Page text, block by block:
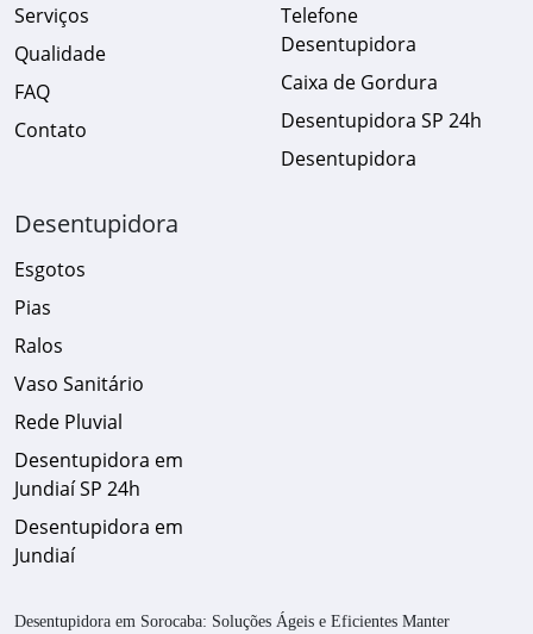
Serviços
Qualidade
FAQ
Contato
Telefone
Desentupidora
Caixa de Gordura
Desentupidora SP 24h
Desentupidora
Desentupidora
Esgotos
Pias
Ralos
Vaso Sanitário
Rede Pluvial
Desentupidora em
Jundiaí SP 24h
Desentupidora em
Jundiaí
Desentupidora em Sorocaba: Soluções Ágeis e Eficientes Manter